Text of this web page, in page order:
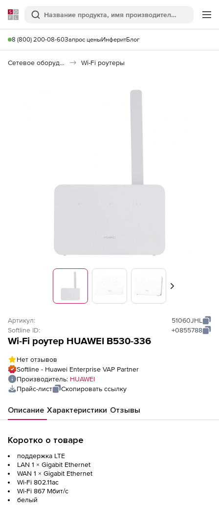
Softline
Поиск
8 (800) 200-08-60Запрос ценыИнферитБлог
Сетевое оборудование Wi-Fi роутеры
Вперед
Артикул:
51060JHL
Softline ID:
+0855788
Wi-Fi роутер HUAWEI B530-336
Нет отзывов
Softline - Huawei Enterprise VAP Partner
Производитель: HUAWEI
Прайс-лист
Скопировать ссылку
Описание Характеристики Отзывы
Коротко о товаре
поддержка LTE
LAN 1 × Gigabit Ethernet
WAN 1 × Gigabit Ethernet
Wi-Fi 802.11ac
Wi-Fi 867 Мбит/с
белый